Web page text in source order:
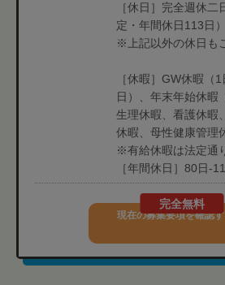
［休日］完全週休二
定・年間休日113日）
※上記以外の休日も
［休暇］GW休暇（
日）、年末年始休暇
生理休暇、看護休暇
休暇、母性健康管理
※有給休暇は法定通
［年間休日］80日-
完全無料
現在の募集要項を確認